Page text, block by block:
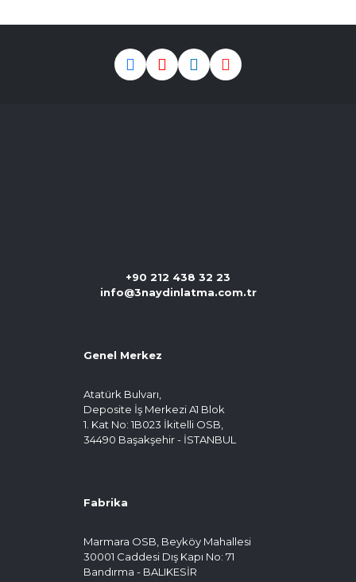
+90 212 438 32 23
info@3naydinlatma.com.tr
Genel Merkez
Atatürk Bulvarı,
Deposite İş Merkezi A1 Blok
1. Kat No: 1B023 İkitelli OSB,
34490 Başakşehir - İSTANBUL
Fabrika
Marmara OSB, Beyköy Mahallesi
30001 Caddesi Dış Kapı No: 71
Bandırma - BALIKESİR